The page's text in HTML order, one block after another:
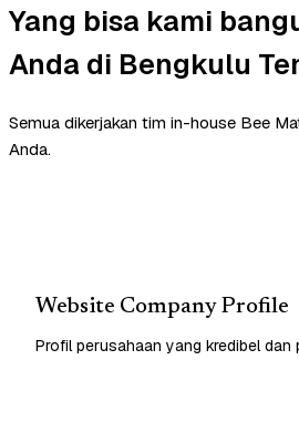
Yang bisa kami
Anda di Bengkulu
Semua dikerjakan tim in-house Bee
Anda.
Website Company Profile
Profil perusahaan yang kredibel dan